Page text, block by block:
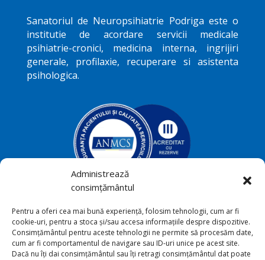
Administrează
consimțământul
Pentru a oferi cea mai bună experiență, folosim tehnologii, cum ar fi
cookie-uri, pentru a stoca și/sau accesa informațiile despre dispozitive.
Consimțământul pentru aceste tehnologii ne permite să procesăm date,
cum ar fi comportamentul de navigare sau ID-uri unice pe acest site.
Dacă nu îți dai consimțământul sau îți retragi consimțământul dat poate
Sanatoriul de Neuropsihiatrie Podriga este o
institutie de acordare servicii medicale
psihiatrie-cronici, medicina interna, ingrijiri
generale, profilaxie, recuperare si asistenta
psihologica.

Podriga, com. Draguseni, jud.
Botoşani
 +40231 541 211